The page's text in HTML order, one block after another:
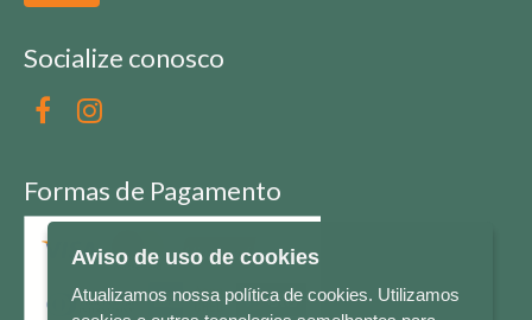
Socialize conosco
Formas de Pagamento
Aviso de uso de cookies
Atualizamos nossa política de cookies. Utilizamos